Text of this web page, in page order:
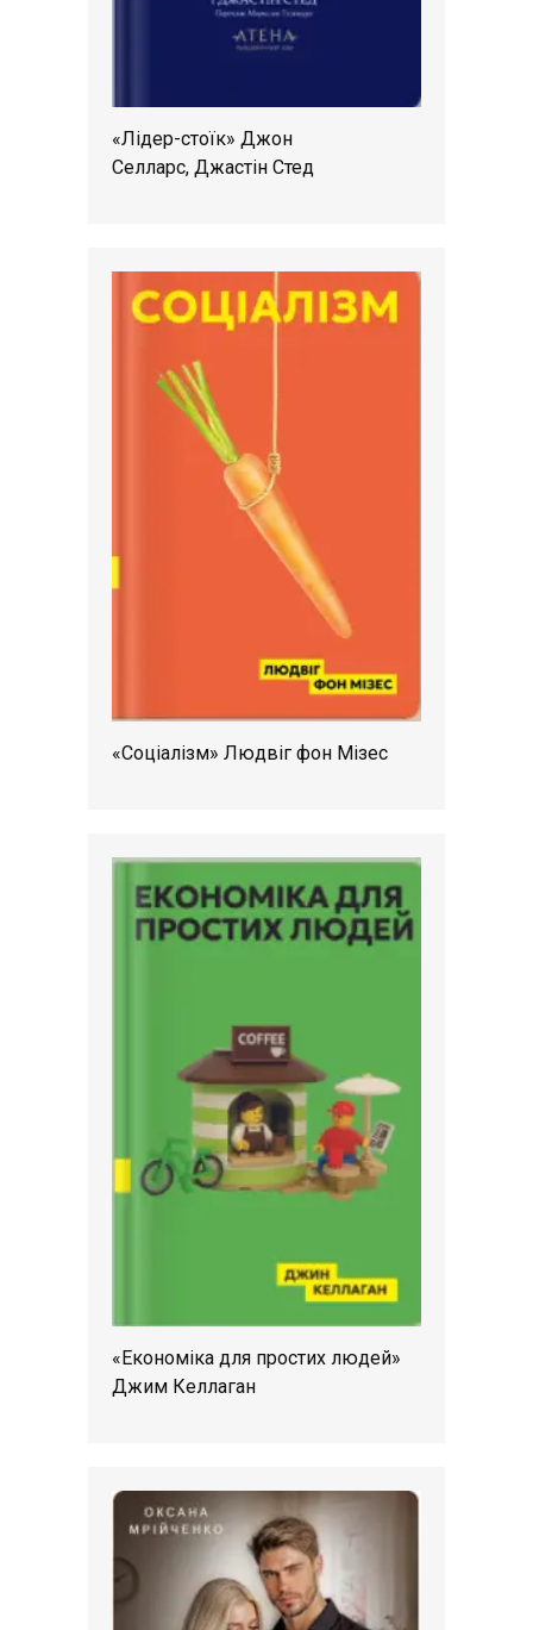
«Лідер-стоїк» Джон
Селларс, Джастін Стед
«Соціалізм» Людвіг фон Мізес
«Економіка для простих людей»
Джим Келлаган